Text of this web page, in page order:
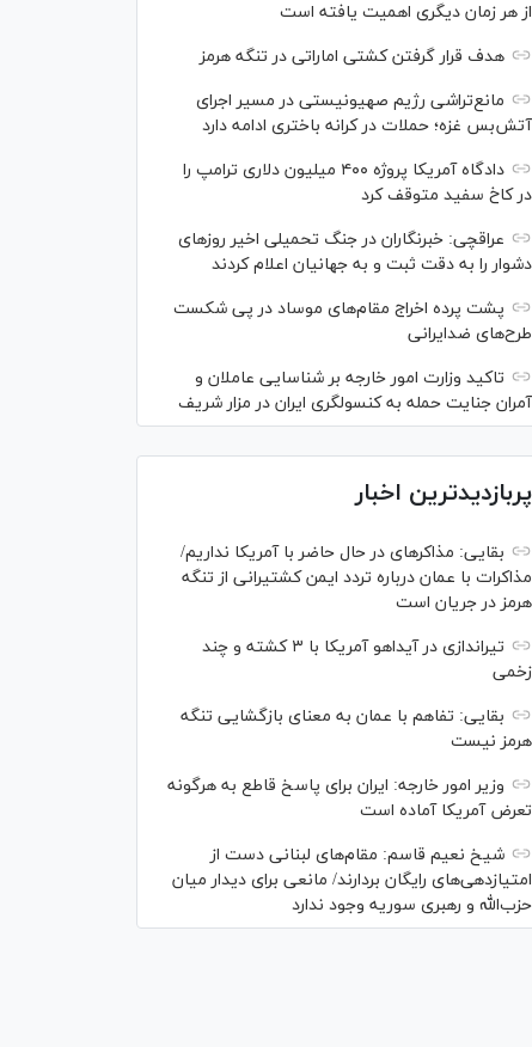
از هر زمان دیگری اهمیت یافته است
هدف قرار گرفتن کشتی اماراتی در تنگه هرمز
مانع‌تراشی رژیم صهیونیستی در مسیر اجرای
آتش‌بس غزه؛ حملات در کرانه باختری ادامه دارد
دادگاه آمریکا پروژه ۴۰۰ میلیون دلاری ترامپ را
در کاخ سفید متوقف کرد
عراقچی: خبرنگاران در جنگ تحمیلی اخیر روز‌های
دشوار را به دقت ثبت و به جهانیان اعلام کردند
پشت پرده اخراج مقام‌های موساد در پی شکست
طرح‌های ضدایرانی
تاکید وزارت امور خارجه بر شناسایی عاملان و
آمران جنایت حمله به کنسولگری ایران در مزار شریف
پربازدیدترین اخبار
بقایی: مذاکره‎ای در حال حاضر با آمریکا نداریم/
مذاکرات با عمان درباره تردد ایمن کشتیرانی از تنگه
هرمز در جریان است
تیراندازی در آیداهو آمریکا با ۳ کشته و چند
زخمی
بقایی: تفاهم با عمان به معنای بازگشایی تنگه
هرمز نیست
وزیر امور خارجه: ایران برای پاسخ قاطع به هرگونه
تعرض آمریکا آماده است
شیخ نعیم قاسم: مقام‌های لبنانی دست از
امتیازدهی‌های رایگان بردارند/ مانعی برای دیدار میان
حزب‌الله و رهبری سوریه وجود ندارد